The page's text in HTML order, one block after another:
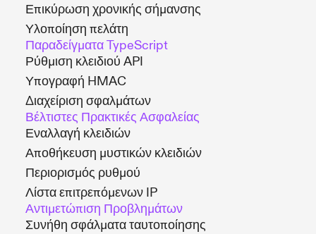
Επικύρωση χρονικής σήμανσης
Υλοποίηση πελάτη
Παραδείγματα TypeScript
Ρύθμιση κλειδιού API
Υπογραφή HMAC
Διαχείριση σφαλμάτων
Βέλτιστες Πρακτικές Ασφαλείας
Εναλλαγή κλειδιών
Αποθήκευση μυστικών κλειδιών
Περιορισμός ρυθμού
Λίστα επιτρεπόμενων IP
Αντιμετώπιση Προβλημάτων
Συνήθη σφάλματα ταυτοποίησης